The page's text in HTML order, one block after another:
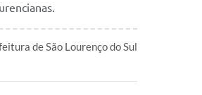
de São Lourenço do Sul